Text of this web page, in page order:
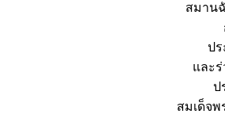
สมาน
ป
และ
ป
สมเด็จ